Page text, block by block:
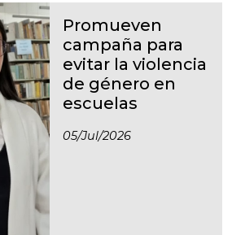
Promueven
campaña para
evitar la violencia
de género en
escuelas
05/jul/2026